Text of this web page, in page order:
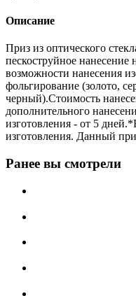
Описание
Приз из оптического
пескоструйное
возможности нанесения
фольгирование (золото,
черный).Стоимость
дополнительного
изготовления - от 5
изготовления. Данный
Ранее вы смотрели